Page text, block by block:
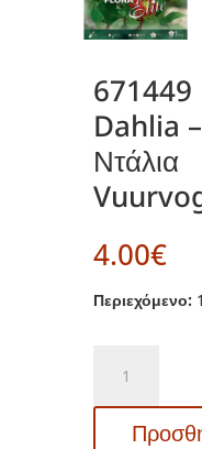
671449
Dahlia –
Ντάλια
4.00€
Περιεχόμενο:
Dahlia
-
Ντάλια